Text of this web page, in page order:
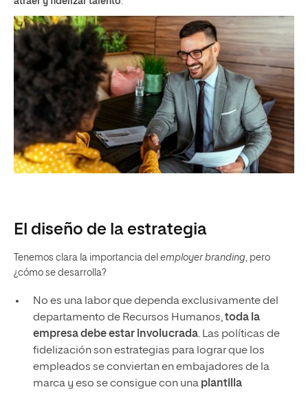
El diseño de la estrategia
Tenemos clara la importancia del employer branding, pero
¿cómo se desarrolla?
No es una labor que dependa exclusivamente del
departamento de Recursos Humanos,toda la
empresa debe estar involucrada. Las políticas de
fidelización son estrategias para lograr que los
empleados se conviertan en embajadores de la
marca y eso se consigue con una plantilla